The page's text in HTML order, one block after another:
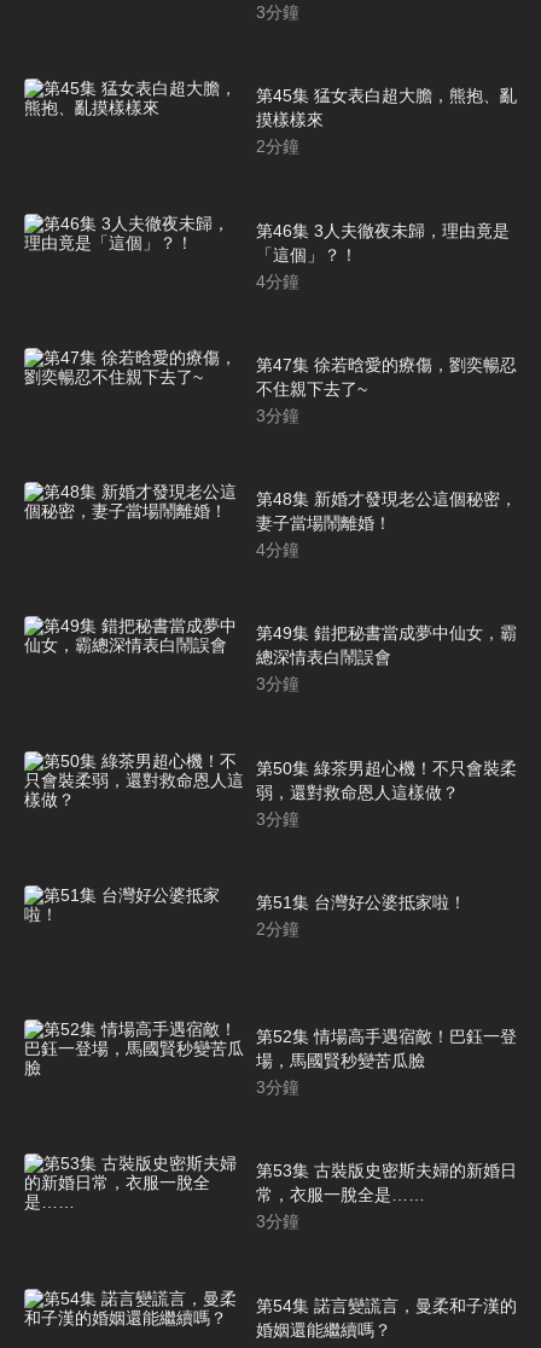
3分鐘
第45集 猛女表白超大膽，熊抱、亂
摸樣樣來
2分鐘
第46集 3人夫徹夜未歸，理由竟是
「這個」？！
4分鐘
第47集 徐若晗愛的療傷，劉奕暢忍
不住親下去了~
3分鐘
第48集 新婚才發現老公這個秘密，
妻子當場鬧離婚！
4分鐘
第49集 錯把秘書當成夢中仙女，霸
總深情表白鬧誤會
3分鐘
第50集 綠茶男超心機！不只會裝柔
弱，還對救命恩人這樣做？
3分鐘
第51集 台灣好公婆抵家啦！
2分鐘
第52集 情場高手遇宿敵！巴鈺一登
場，馬國賢秒變苦瓜臉
3分鐘
第53集 古裝版史密斯夫婦的新婚日
常，衣服一脫全是……
3分鐘
第54集 諾言變謊言，曼柔和子漢的
婚姻還能繼續嗎？